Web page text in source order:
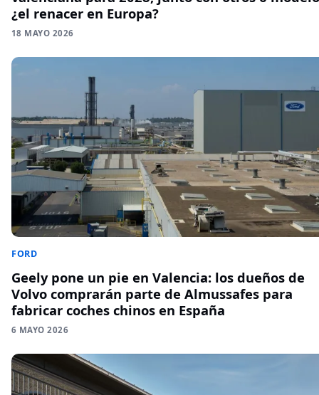
¿el renacer en Europa?
18 MAYO 2026
FORD
Geely pone un pie en Valencia: los dueños de
Volvo comprarán parte de Almussafes para
fabricar coches chinos en España
6 MAYO 2026